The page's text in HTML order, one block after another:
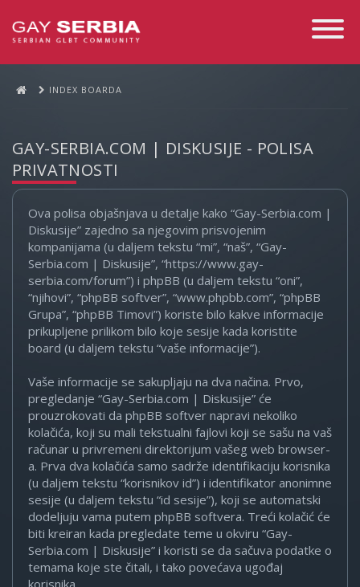
Toggle
INDEX BOARDA
GAY-SERBIA.COM | DISKUSIJE - POLISA
PRIVATNOSTI
Ova polisa objašnjava u detalje kako “Gay-Serbia.com |
Diskusije” zajedno sa njegovim prisvojenim
kompanijama (u daljem tekstu “mi”, “naš”, “Gay-
Serbia.com | Diskusije”, “https://www.gay-
serbia.com/forum”) i phpBB (u daljem tekstu “oni”,
“njihovi”, “phpBB softver”, “www.phpbb.com”, “phpBB
Grupa”, “phpBB Timovi”) koriste bilo kakve informacije
prikupljene prilikom bilo koje sesije kada koristite
board (u daljem tekstu “vaše informacije”).
Vaše informacije se sakupljaju na dva načina. Prvo,
pregledanje “Gay-Serbia.com | Diskusije” će
prouzrokovati da phpBB softver napravi nekoliko
kolačića, koji su mali tekstualni fajlovi koji se sašu na vaš
računar u privremeni direktorijum vašeg web browser-
a. Prva dva kolačića samo sadrže identifikaciju korisnika
(u daljem tekstu “korisnikov id”) i identifikator anonimne
sesije (u daljem tekstu “id sesije”), koji se automatski
dodeljuju vama putem phpBB softvera. Treći kolačić će
biti kreiran kada pregledate teme u okviru “Gay-
Serbia.com | Diskusije” i koristi se da sačuva podatke o
temama koje ste čitali, i tako povećava ugođaj
korisnika.